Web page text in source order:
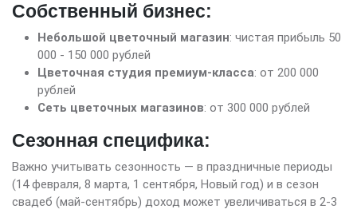
Собственный бизнес:
Небольшой цветочный магазин: чистая прибыль 50
000 - 150 000 рублей
Цветочная студия премиум-класса: от 200 000
рублей
Сеть цветочных магазинов: от 300 000 рублей
Сезонная специфика:
Важно учитывать сезонность — в праздничные периоды
(14 февраля, 8 марта, 1 сентября, Новый год) и в сезон
свадеб (май-сентябрь) доход может увеличиваться в 2-3